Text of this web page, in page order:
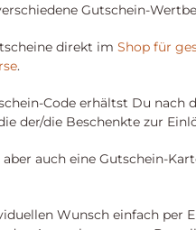
Gutschein-
direkt im Shop für
.
Code erhältst Du nach
der/die Beschenkte zur
auch eine Gutschein-
Wunsch einfach per